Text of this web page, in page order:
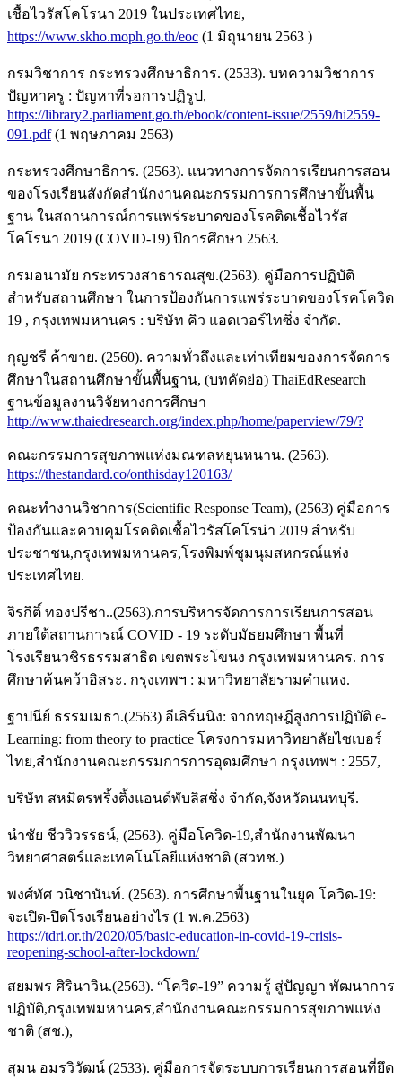
เชื้อไวรัสโคโรนา 2019 ในประเทศไทย,
https://www.skho.moph.go.th/eoc (1 มิถุนายน 2563 )
กรมวิชาการ กระทรวงศึกษาธิการ. (2533). บทความวิชาการ
ปัญหาครู : ปัญหาที่รอการปฏิรูป,
https://library2.parliament.go.th/ebook/content-issue/2559/hi2559-
091.pdf(1 พฤษภาคม 2563)
กระทรวงศึกษาธิการ. (2563). แนวทางการจัดการเรียนการสอน
ของโรงเรียนสังกัดสำนักงานคณะกรรมการการศึกษาขั้นพื้น
ฐาน ในสถานการณ์การแพร่ระบาดของโรคติดเชื้อไวรัส
โคโรนา 2019 (COVID-19) ปีการศึกษา 2563.
กรมอนามัย กระทรวงสาธารณสุข.(2563). คู่มือการปฏิบัติ
สำหรับสถานศึกษา ในการป้องกันการแพร่ระบาดของโรคโควิด
19 , กรุงเทพมหานคร : บริษัท คิว แอดเวอร์ไทซิ่ง จำกัด.
กุญชรี ค้าขาย. (2560). ความทั่วถึงและเท่าเทียมของการจัดการ
ศึกษาในสถานศึกษาขั้นพื้นฐาน, (บทคัดย่อ) ThaiEdResearch
ฐานข้อมูลงานวิจัยทางการศึกษา
http://www.thaiedresearch.org/index.php/home/paperview/79/?
คณะกรรมการสุขภาพแห่งมณฑลหยุนหนาน. (2563).
https://thestandard.co/onthisday120163/
คณะทำงานวิชาการ(Scientific Response Team), (2563) คู่มือการ
ป้องกันและควบคุมโรคติดเชื้อไวรัสโคโรน่า 2019 สำหรับ
ประชาชน,กรุงเทพมหานคร,โรงพิมพ์ชุมนุมสหกรณ์แห่ง
ประเทศไทย.
จิรกิติ์ ทองปรีชา..(2563).การบริหารจัดการการเรียนการสอน
ภายใต้สถานการณ์ COVID - 19 ระดับมัธยมศึกษา พื้นที่
โรงเรียนวชิรธรรมสาธิต เขตพระโขนง กรุงเทพมหานคร. การ
ศึกษาค้นคว้าอิสระ. กรุงเทพฯ : มหาวิทยาลัยรามคำแหง.
ฐาปนีย์ ธรรมเมธา.(2563) อีเลิร์นนิง: จากทฤษฎีสูงการปฏิบัติ e-
Learning: from theory to practice โครงการมหาวิทยาลัยไซเบอร์
ไทย,สำนักงานคณะกรรมการการอุดมศึกษา กรุงเทพฯ : 2557,
บริษัท สหมิตรพริ้งติ้งแอนด์พับลิสชิ่ง จำกัด,จังหวัดนนทบุรี.
นำชัย ชีววิวรรธน์, (2563). คู่มือโควิด-19,สำนักงานพัฒนา
วิทยาศาสตร์และเทคโนโลยีแห่งชาติ (สวทช.)
พงศ์ทัศ วนิชานันท์. (2563). การศึกษาพื้นฐานในยุค โควิด-19:
จะเปิด-ปิดโรงเรียนอย่างไร (1 พ.ค.2563)
https://tdri.or.th/2020/05/basic-education-in-covid-19-crisis-
reopening-school-after-lockdown/
สยมพร ศิรินาวิน.(2563). “โควิด-19” ความรู้ สู่ปัญญา พัฒนาการ
ปฏิบัติ,กรุงเทพมหานคร,สำนักงานคณะกรรมการสุขภาพแห่ง
ชาติ (สช.),
สุมน อมรวิวัฒน์ (2533). คู่มือการจัดระบบการเรียนการสอนที่ยึด